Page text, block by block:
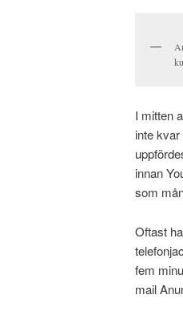
I mitten
inte
innan
som
Oftast
fem
mail